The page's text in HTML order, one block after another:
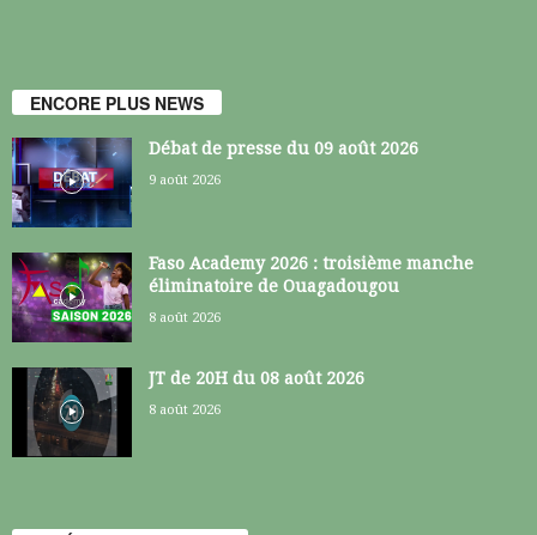
ENCORE PLUS NEWS
Débat de presse du 09 août 2026
9 août 2026
Faso Academy 2026 : troisième manche
éliminatoire de Ouagadougou
8 août 2026
JT de 20H du 08 août 2026
8 août 2026